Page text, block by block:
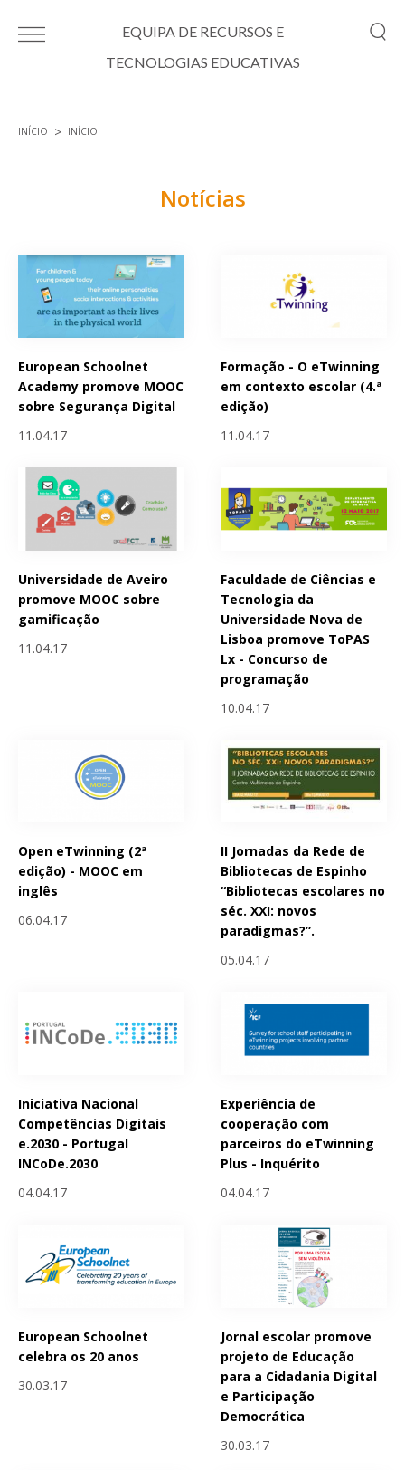
EQUIPA DE RECURSOS E
TECNOLOGIAS EDUCATIVAS
INÍCIO INÍCIO
Notícias
European Schoolnet
Academy promove MOOC
sobre Segurança Digital
11.04.17
Formação - O eTwinning
em contexto escolar (4.ª
edição)
11.04.17
Universidade de Aveiro
promove MOOC sobre
gamificação
11.04.17
Faculdade de Ciências e
Tecnologia da
Universidade Nova de
Lisboa promove ToPAS
Lx - Concurso de
programação
10.04.17
Open eTwinning (2ª
edição) - MOOC em
inglês
06.04.17
II Jornadas da Rede de
Bibliotecas de Espinho
“Bibliotecas escolares no
séc. XXI: novos
paradigmas?”.
05.04.17
Iniciativa Nacional
Competências Digitais
e.2030 - Portugal
INCoDe.2030
04.04.17
Experiência de
cooperação com
parceiros do eTwinning
Plus - Inquérito
04.04.17
European Schoolnet
celebra os 20 anos
30.03.17
Jornal escolar promove
projeto de Educação
para a Cidadania Digital
e Participação
Democrática
30.03.17
Páginas